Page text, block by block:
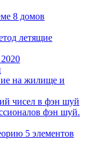
8 домов
летящие
на жилище и
чисел в фэн шуй
фэн шуй.
5 элементов